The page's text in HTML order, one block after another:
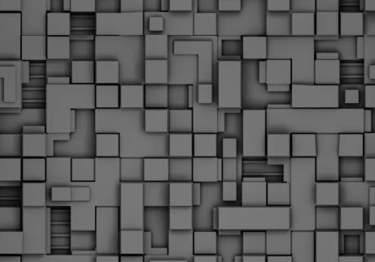
Τον απολογισμό των δράσεων ελέγχου για τα ζώα συντροφιάς
κατά το δίμηνο Ιανουαρίου – Φεβρουαρίου 2026 παρουσιάζει η
Δημοτική Αστυνομία Θεσσαλονίκης, με στόχο την προστασία των
ζώων και την ομαλή συμβίωση στην πόλη.
FEB
18
ΣτΕ: Οριστική απόρριψη της επαναφοράς του 13ου
και 14ου μισθού για τους δημοσίους υπαλλήλους
Με την απόφαση αυτή, το ΣτΕ απορρίπτει οριστικά τις
αξιώσεις των δημοσίων υπαλλήλων για επαναφορά των
δώρων, επικυρώνοντας την τρέχουσα κατάσταση παρά τις
αντιδράσεις της ΑΔΕΔΥ